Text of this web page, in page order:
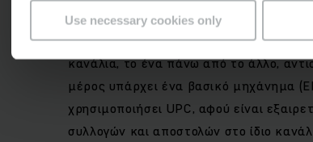
Use necessary cookies only
Το σύστημα σχεδιάστηκε έτσι ώστε
κανάλια, το ένα πάνω από το άλλο,
μέρος υπάρχει ένα βασικό μηχάνημα
χρησιμοποιήσει UPC, αφού είναι
συλλογών και αποστολών στο ίδιο